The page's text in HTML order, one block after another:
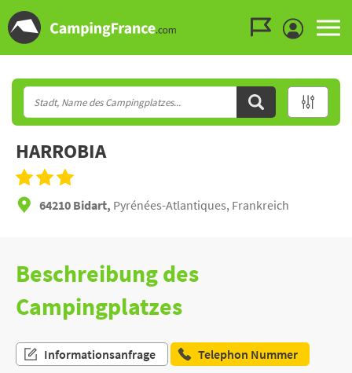
HARROBIA
64210 Bidart, Pyrénées-Atlantiques, Frankreich
Beschreibung des
Campingplatzes
Informationsanfrage
Telephon Nummer